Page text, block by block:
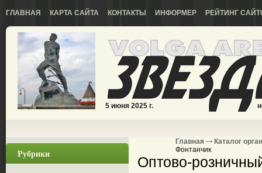
ГЛАВНАЯ КАРТА САЙТА КОНТАКТЫ ИНФОРМЕР РЕЙТИНГ
5 июня 2025 г.
Рубрики
Главная
Каталог
Фонтанчик
Оптово-